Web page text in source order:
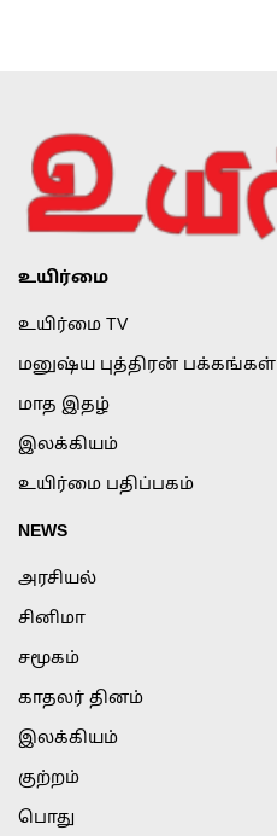
உயிர்மை
உயிர்மை TV
மனுஷ்ய புத்திரன் பக்கங்கள்
மாத இதழ்
இலக்கியம்
உயிர்மை பதிப்பகம்
NEWS
அரசியல்
சினிமா
சமூகம்
காதலர் தினம்
இலக்கியம்
குற்றம்
பொது